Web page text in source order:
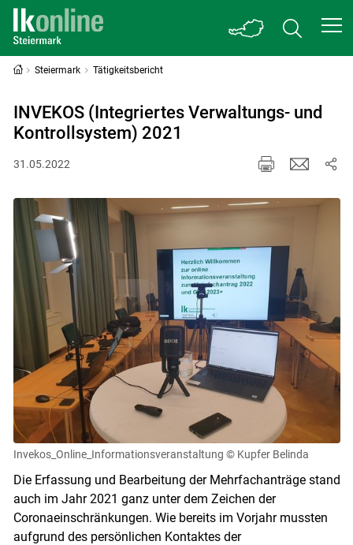
Steiermark Tätigkeitsbericht
INVEKOS (Integriertes Verwaltungs- und
Kontrollsystem) 2021
31.05.2022
Invekos_Online_Informationsveranstaltung © Kupfer Belinda
Die Erfassung und Bearbeitung der Mehrfachanträge stand
auch im Jahr 2021 ganz unter dem Zeichen der
Coronaeinschränkungen. Wie bereits im Vorjahr mussten
aufgrund des persönlichen Kontaktes der